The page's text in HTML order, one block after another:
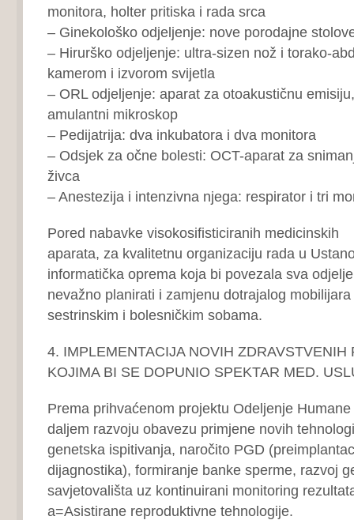
monitora, holter pritiska i rada srca
– Ginekološko odjeljenje: nove porodajne
– Hirurško odjeljenje: ultra-sizen nož i torako-
kamerom i izvorom svijetla
– ORL odjeljenje: aparat za otoakustičnu
amulantni mikroskop
– Pedijatrija: dva inkubatora i dva monitora
– Odsjek za očne bolesti: OCT-aparat za
živca
– Anestezija i intenzivna njega: respirator i tri
Pored nabavke visokosifisticiranih medicinskih
aparata, za kvalitetnu organizaciju rada u
informatička oprema koja bi povezala sva
nevažno planirati i zamjenu dotrajalog
sestrinskim i bolesničkim sobama.
4. IMPLEMENTACIJA NOVIH ZDRAVSTVENIH
KOJIMA BI SE DOPUNIO SPEKTAR MED.
Prema prihvaćenom projektu Odeljenje
daljem razvoju obavezu primjene novih
genetska ispitivanja, naročito PGD
dijagnostika), formiranje banke sperme, razvoj
savjetovališta uz kontinuirani monitoring
a=Asistirane reproduktivne tehnologije.